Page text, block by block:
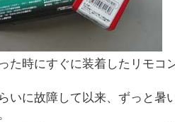
た時にすぐに装着したリモコ
いに故障して以来、ずっと暑